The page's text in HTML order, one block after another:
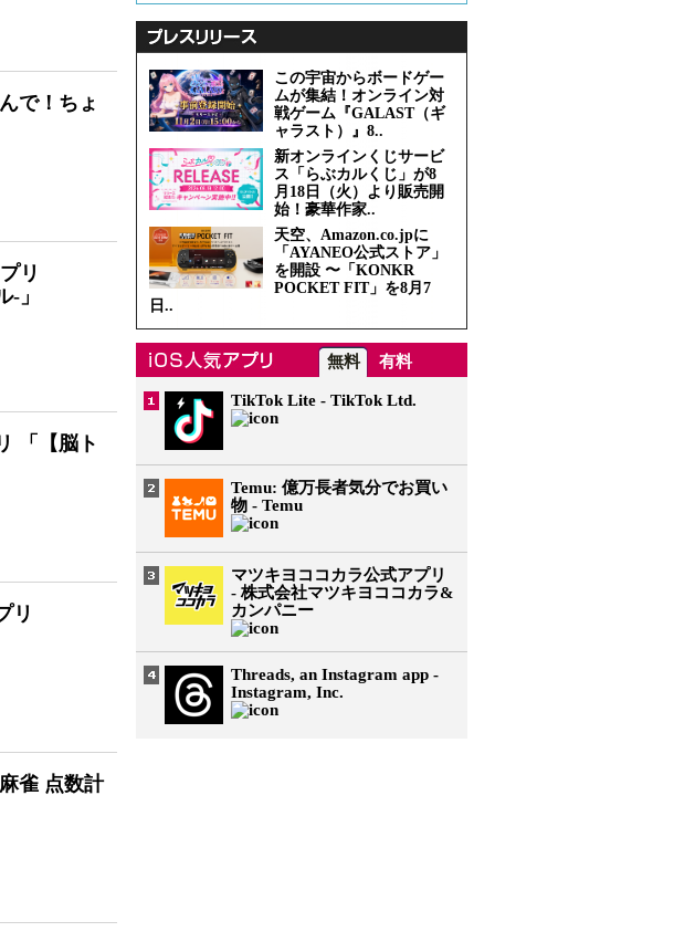
で！ちょ
リ
」
「【脳ト
リ
雀 点数計
この宇宙からボードゲー
ムが集結！オンライン対
戦ゲーム『GALAST（ギ
ャラスト）』8..
新オンラインくじサービ
ス「らぶカルくじ」が8
月18日（火）より販売開
始！豪華作家..
天空、Amazon.co.jpに
「AYANEO公式ストア」
を開設 〜「KONKR
POCKET FIT」を8月7
日..
無料 有料
TikTok Lite - TikTok Ltd.
Temu: 億万長者気分でお買い
物 - Temu
マツキヨココカラ公式アプリ
- 株式会社マツキヨココカラ&
カンパニー
Threads, an Instagram app -
Instagram, Inc.